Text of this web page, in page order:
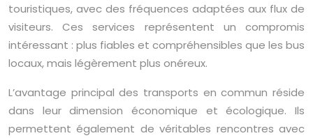
touristiques, avec des fréquences adaptées aux flux de
visiteurs. Ces services représentent un compromis
intéressant : plus fiables et compréhensibles que les bus
locaux, mais légèrement plus onéreux.
L’avantage principal des transports en commun réside
dans leur dimension économique et écologique. Ils
permettent également de véritables rencontres avec